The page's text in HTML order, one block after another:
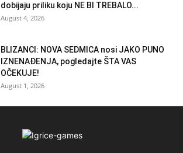
dobijaju priliku koju NE BI TREBALO...
August 4, 2026
BLIZANCI: NOVA SEDMICA nosi JAKO PUNO
IZNENAĐENJA, pogledajte ŠTA VAS
OČEKUJE!
August 1, 2026